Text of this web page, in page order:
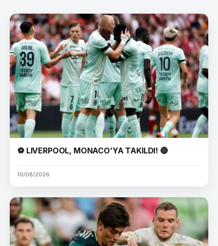
⚽ LIVERPOOL, MONACO’YA TAKILDI! 🔴
10/08/2026